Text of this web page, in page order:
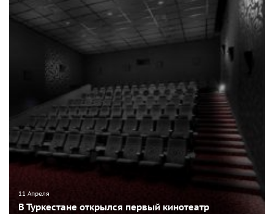
11 Апреля
В Туркестане открылся первый кинотеатр